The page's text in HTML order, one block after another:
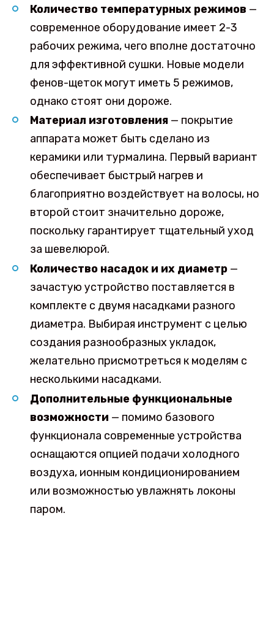
Количество температурных режимов —
современное оборудование имеет 2-3
рабочих режима, чего вполне достаточно
для эффективной сушки. Новые модели
фенов-щеток могут иметь 5 режимов,
однако стоят они дороже.
Материал изготовления— покрытие
аппарата может быть сделано из
керамики или турмалина. Первый вариант
обеспечивает быстрый нагрев и
благоприятно воздействует на волосы, но
второй стоит значительно дороже,
поскольку гарантирует тщательный уход
за шевелюрой.
Количество насадок и их диаметр —
зачастую устройство поставляется в
комплекте с двумя насадками разного
диаметра. Выбирая инструмент с целью
создания разнообразных укладок,
желательно присмотреться к моделям с
несколькими насадками.
Дополнительные функциональные
возможности — помимо базового
функционала современные устройства
оснащаются опцией подачи холодного
воздуха, ионным кондиционированием
или возможностью увлажнять локоны
паром.